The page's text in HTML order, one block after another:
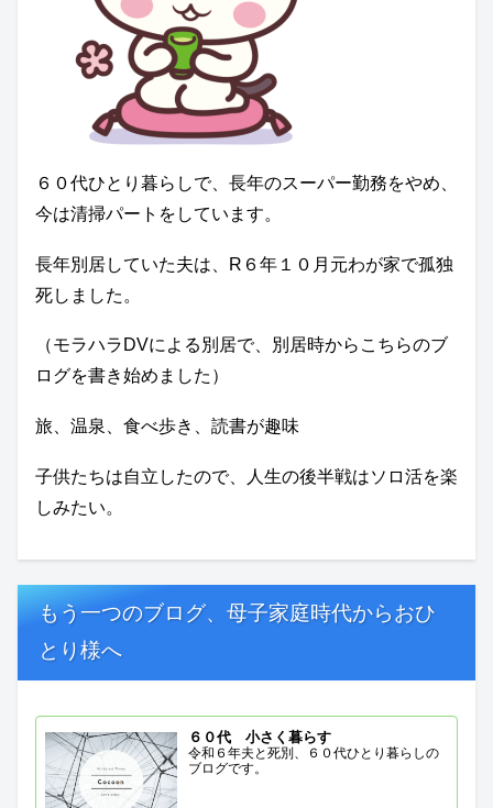
６０代ひとり暮らしで、長年のスーパー勤務をやめ、
今は清掃パートをしています。
長年別居していた夫は、R６年１０月元わが家で孤独
死しました。
（モラハラDVによる別居で、別居時からこちらのブ
ログを書き始めました）
旅、温泉、食べ歩き、読書が趣味
子供たちは自立したので、人生の後半戦はソロ活を楽
しみたい。
もう一つのブログ、母子家庭時代からおひ
とり様へ
６０代 小さく暮らす
令和６年夫と死別、６０代ひとり暮らしの
ブログです。